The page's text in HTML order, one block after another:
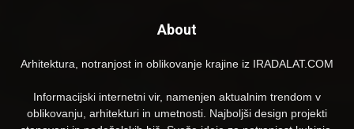
About
Arhitektura, notranjost in oblikovanje krajine iz IRADALAT.COM
Informacijski internetni vir, namenjen aktualnim trendom v
oblikovanju, arhitekturi in umetnosti. Najboljši design projekti